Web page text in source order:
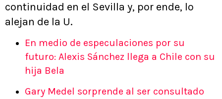
continuidad en el Sevilla y, por ende, lo
alejan de la U.
En medio de especulaciones por su
futuro: Alexis Sánchez llega a Chile con su
hija Bela
Gary Medel sorprende al ser consultado